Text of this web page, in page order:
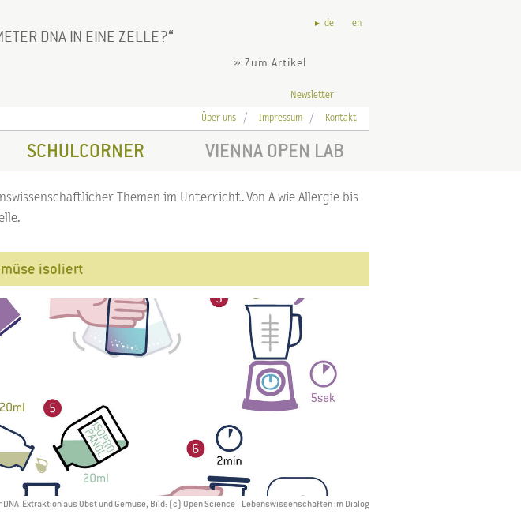
DNA IN EINE ZELLE?
» Zum Artikel
de en
Newsletter
Über uns Impressum Kontakt
SCHULCORNER VIENNA OPEN LAB
Themen im Unterricht. Von A wie Allergie bis
isoliert
Extraktion aus Obst und Gemüse, Bild: (c) Open Science - Lebenswissenschaften im Dialog